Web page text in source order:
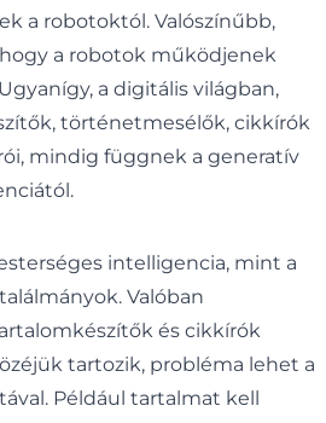
a robotoktól. Valószínűbb,
a robotok működjenek
a digitális világban,
történetmesélők, cikkírók
mindig függnek a generatív
intelligencia, mint a
Valóban
és cikkírók
tartozik, probléma lehet a
Például tartalmat kell